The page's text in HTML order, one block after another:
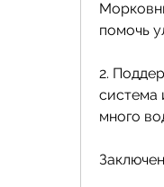
помочь
2.
система
много